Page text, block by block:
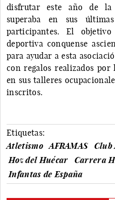
disfrutar este año de la
superaba en sus
participantes. El
deportiva conquense
para ayudar a esta
con regalos realizados por
en sus talleres
inscritos.
Etiquetas:
Atletismo
AFRAMAS
Club
Hoz del Huécar
Carrera
Infantas de España